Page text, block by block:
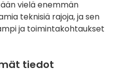
vielä enemmän
teknisiä rajoja, ja sen
ja toimintakohtaukset
tiedot